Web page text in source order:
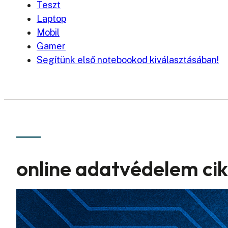
Teszt
Laptop
Mobil
Gamer
Segítünk első notebookod kiválasztásában!
online adatvédelem